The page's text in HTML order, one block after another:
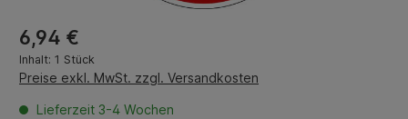
Regulärer Preis:
6,94 €
Inhalt: 1 Stück
Preise exkl. MwSt. zzgl. Versandkosten
Lieferzeit 3-4 Wochen